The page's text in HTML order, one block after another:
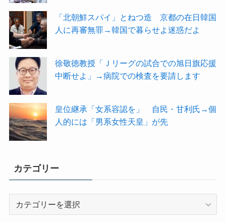
「北朝鮮スパイ」とねつ造 京都の在日韓国
人に再審無罪→韓国で暮らせよ迷惑だよ
徐敬徳教授「Ｊリーグの試合での旭日旗応援
中断せよ」→病院での検査を要請します
皇位継承「女系容認を」 自民・甘利氏→個
人的には「男系女性天皇」が先
カテゴリー